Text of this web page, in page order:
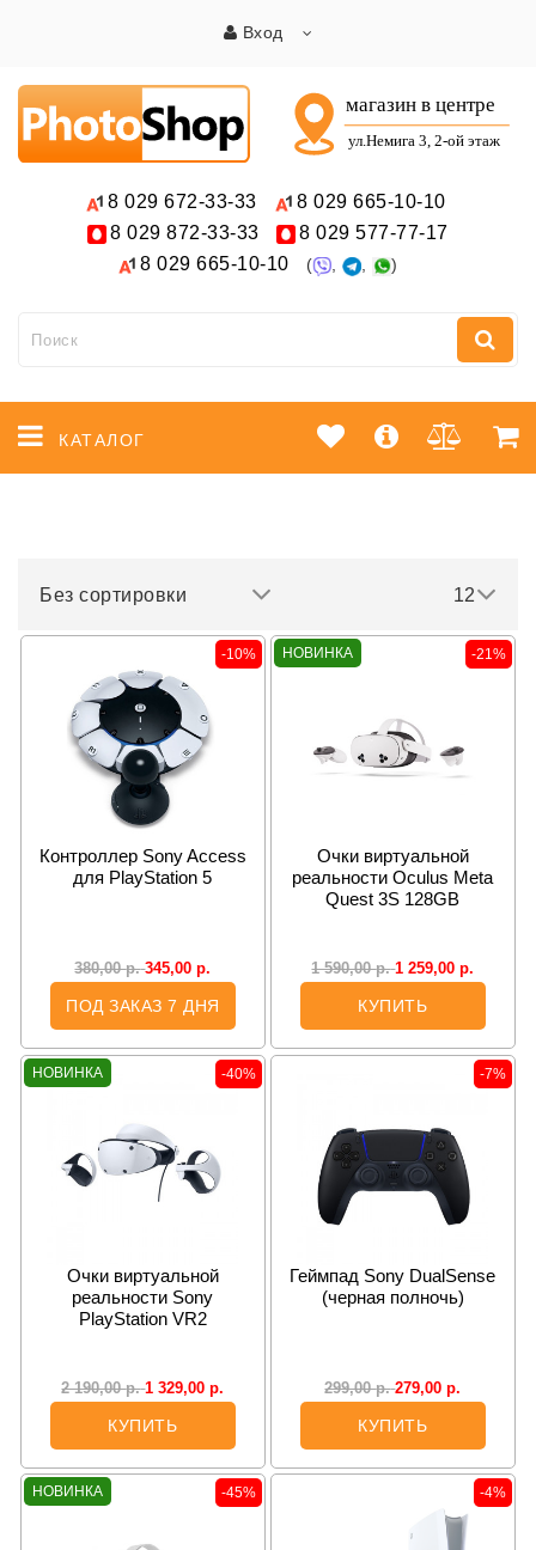
Вход
8 029 672-33-33 8 029 665-10-10
8 029 872-33-33 8 029 577-77-17
8 029 665-10-10 ( , , )
КАТАЛОГ
12
Без сортировки
-10%
Контроллер Sony Access
для PlayStation 5
380,00р. 345,00р.
ПОД ЗАКАЗ 7 ДНЯ
-21%
НОВИНКА
Очки виртуальной
реальности Oculus Meta
Quest 3S 128GB
1 590,00р. 1 259,00р.
КУПИТЬ
-40%
НОВИНКА
Очки виртуальной
реальности Sony
PlayStation VR2
2 190,00р. 1 329,00р.
КУПИТЬ
-7%
Геймпад Sony DualSense
(черная полночь)
299,00р. 279,00р.
КУПИТЬ
-45%
НОВИНКА -4%